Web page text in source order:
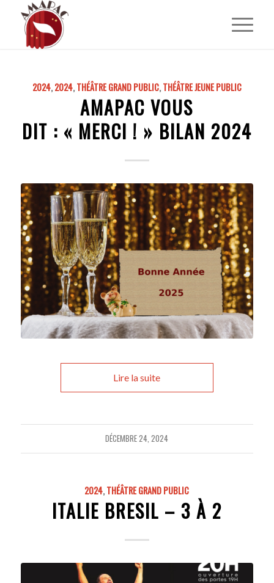
2024,2024,THÉÂTRE GRAND PUBLIC,THÉÂTRE JEUNE PUBLIC
AMAPAC VOUS
DIT : « MERCI ! » BILAN 2024
Lire la suite
DÉCEMBRE 24, 2024
2024,THÉÂTRE GRAND PUBLIC
ITALIE BRESIL – 3 À 2